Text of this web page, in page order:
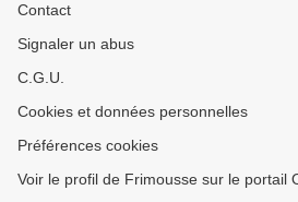
Contact
Signaler un abus
C.G.U.
Cookies et données personnelles
Préférences cookies
Voir le profil de Frimousse sur le portail